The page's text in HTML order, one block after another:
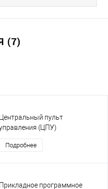
(7)
Центральный пульт
(ЦПУ)
Подробнее
Прикладное программное